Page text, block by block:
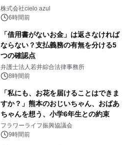
株式会社cielo azul
6時間前
「借用書がないお金」は返さなければ
ならない？支払義務の有無を分ける5
つの確認点
弁護士法人若井綜合法律事務所
8時間前
「私にも、お花を届けることはできま
すか？」熊本のおじいちゃん、おばあ
ちゃんを想う、小学6年生との約束
フラワーライフ振興協議会
9時間前